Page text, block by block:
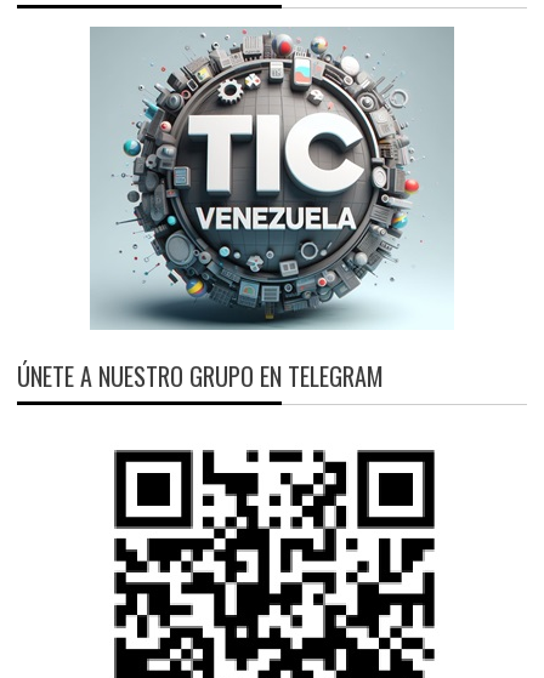
ÚNETE A NUESTRO GRUPO EN TELEGRAM